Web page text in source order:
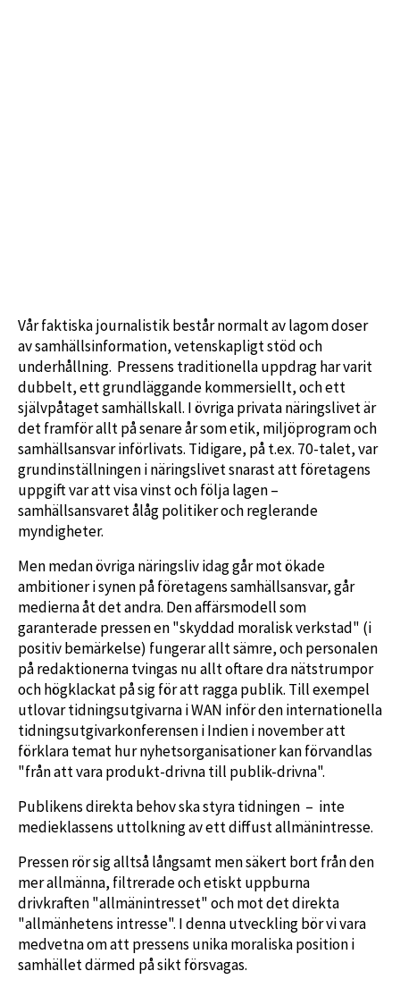
Vår faktiska journalistik består normalt av lagom doser
av samhällsinformation, vetenskapligt stöd och
underhållning. Pressens traditionella uppdrag har varit
dubbelt, ett grundläggande kommersiellt, och ett
självpåtaget samhällskall. I övriga privata näringslivet är
det framför allt på senare år som etik, miljöprogram och
samhällsansvar införlivats. Tidigare, på t.ex. 70-talet, var
grundinställningen i näringslivet snarast att företagens
uppgift var att visa vinst och följa lagen –
samhällsansvaret ålåg politiker och reglerande
myndigheter.
Men medan övriga näringsliv idag går mot ökade
ambitioner i synen på företagens samhällsansvar, går
medierna åt det andra. Den affärsmodell som
garanterade pressen en "skyddad moralisk verkstad" (i
positiv bemärkelse) fungerar allt sämre, och personalen
på redaktionerna tvingas nu allt oftare dra nätstrumpor
och högklackat på sig för att ragga publik. Till exempel
utlovar tidningsutgivarna i WAN inför den internationella
tidningsutgivarkonferensen i Indien i november att
förklara temat hur nyhetsorganisationer kan förvandlas
"från att vara produkt-drivna till publik-drivna".
Publikens direkta behov ska styra tidningen – inte
medieklassens uttolkning av ett diffust allmänintresse.
Pressen rör sig alltså långsamt men säkert bort från den
mer allmänna, filtrerade och etiskt uppburna
drivkraften "allmänintresset" och mot det direkta
"allmänhetens intresse". I denna utveckling bör vi vara
medvetna om att pressens unika moraliska position i
samhället därmed på sikt försvagas.